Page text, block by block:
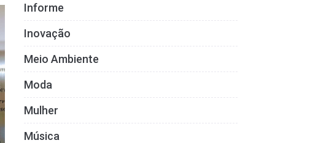
Informe
Inovação
Meio Ambiente
Moda
Mulher
Música